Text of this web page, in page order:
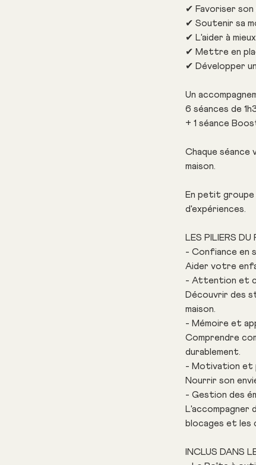
✔ Favoriser
✔ Soutenir sa
✔ L'aider à
✔ Mettre en
✔ Développer
Un
6 séances de
+ 1 séance
Chaque séance
maison.
En petit groupe
d'expériences.
LES PILIERS
- Confiance en
Aider votre
- Attention et
Découvrir des
maison.
- Mémoire et
Comprendre
durablement.
- Motivation et
Nourrir son
- Gestion des
L'accompagner
blocages et les
INCLUS DANS